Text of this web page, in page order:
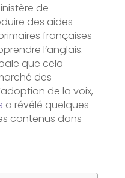
de
des aides
françaises
l’anglais.
que cela
des
de la voix,
a révélé quelques
contenus dans